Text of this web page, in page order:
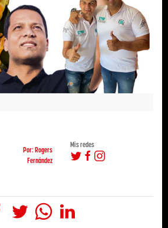
Por: Rogers
Fernández
Mis redes